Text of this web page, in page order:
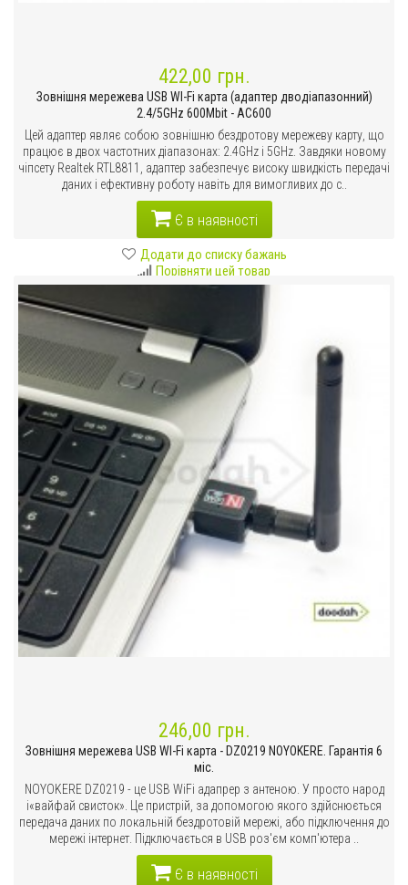
422,00 грн.
Зовнішня мережева USB WI-Fi карта (адаптер дводіапазонний)
2.4/5GHz 600Mbit - AC600
Цей адаптер являє собою зовнішню бездротову мережеву карту, що
працює в двох частотних діапазонах: 2.4GHz і 5GHz. Завдяки новому
чіпсету Realtek RTL8811, адаптер забезпечує високу швидкість передачі
даних і ефективну роботу навіть для вимогливих до с..
Є в наявності
Додати до списку бажань
Порівняти цей товар
246,00 грн.
Зовнішня мережева USB WI-Fi карта - DZ0219 NOYOKERE. Гарантія 6
міс.
NOYOKERE DZ0219 - це USB WiFi адапрер з антеною. У просто народ
і«вайфай свисток». Це пристрій, за допомогою якого здійснюється
передача даних по локальній бездротовій мережі, або підключення до
мережі інтернет. Підключається в USB роз'єм комп'ютера ..
Є в наявності